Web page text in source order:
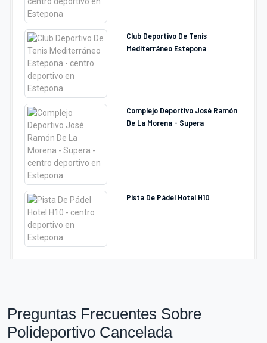
Club Deportivo De Tenis
Mediterráneo Estepona
Complejo Deportivo José Ramón
De La Morena - Supera
Pista De Pádel Hotel H10
Preguntas Frecuentes Sobre
Polideportivo Cancelada